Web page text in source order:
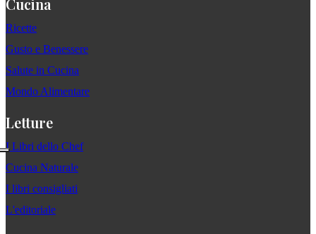
Ricette
Gusto e Benessere
Salute in Cucina
Mondo Alimentare
Letture
I Libri dello Chef
Cucina Naturale
I libri consigliati
L'editoriale